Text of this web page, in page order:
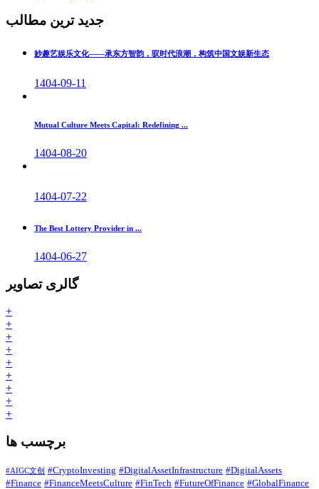
جدید ترین مطالب
妙趣艺娱乐文化——承东方智韵，驭时代浪潮，构筑中国文娱新生态
1404-09-11
Mutual Culture Meets Capital: Redefining ...
1404-08-20
1404-07-22
The Best Lottery Provider in ...
1404-06-27
گالری تصاویر
+
+
+
+
+
+
+
+
+
برچسب ها
#AIGC文创 #CryptoInvesting #DigitalAssetInfrastructure #DigitalAssets
#Finance #FinanceMeetsCulture #FinTech #FutureOfFinance #GlobalFinance